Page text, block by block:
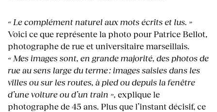
« Le complément naturel aux mots écrits et lus. »
Voici ce que représente la photo pour Patrice Bellot,
photographe de rue et universitaire marseillais.
« Mes images sont, en grande majorité, des photos de
rue au sens large du terme : images saisies dans les
villes ou sur les routes, à pied ou depuis la fenêtre
d’une voiture ou d’un train », explique le
photographe de 45 ans. Plus que l’instant décisif, ce